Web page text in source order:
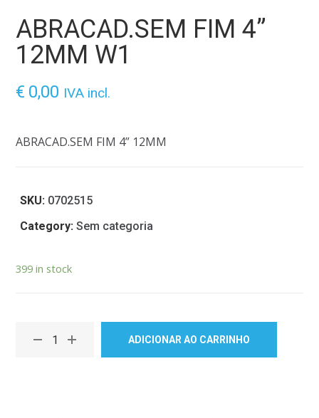
ABRACAD.SEM FIM 4”
12MM W1
€ 0,00 IVA incl.
ABRACAD.SEM FIM 4” 12MM
SKU: 0702515
Category:Sem categoria
399 in stock
ADICIONAR AO CARRINHO